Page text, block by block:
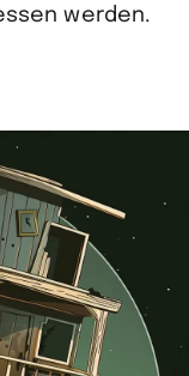
werden.